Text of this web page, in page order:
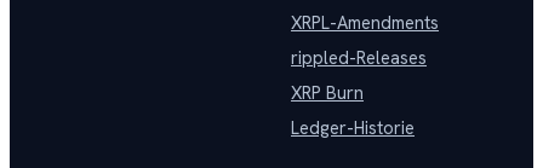
XRPL-Amendments
rippled-Releases
XRP Burn
Ledger-Historie